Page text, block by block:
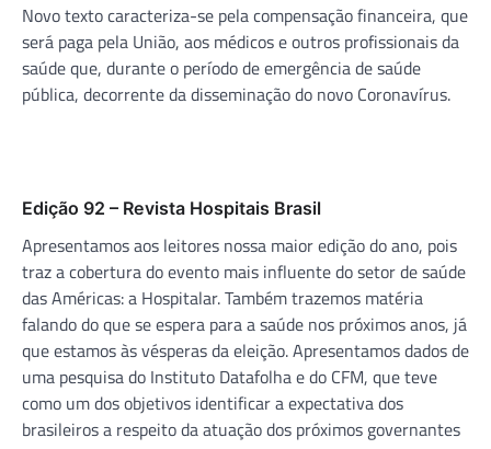
Novo texto caracteriza-se pela compensação financeira, que
será paga pela União, aos médicos e outros profissionais da
saúde que, durante o período de emergência de saúde
pública, decorrente da disseminação do novo Coronavírus.
Edição 92 – Revista Hospitais Brasil
Apresentamos aos leitores nossa maior edição do ano, pois
traz a cobertura do evento mais influente do setor de saúde
das Américas: a Hospitalar. Também trazemos matéria
falando do que se espera para a saúde nos próximos anos, já
que estamos às vésperas da eleição. Apresentamos dados de
uma pesquisa do Instituto Datafolha e do CFM, que teve
como um dos objetivos identificar a expectativa dos
brasileiros a respeito da atuação dos próximos governantes